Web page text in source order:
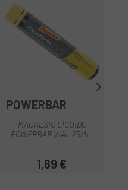
POWERBAR
MAGNESIO LÍQUIDO
POWERBAR VIAL 25ML.
Precio
1,69 €